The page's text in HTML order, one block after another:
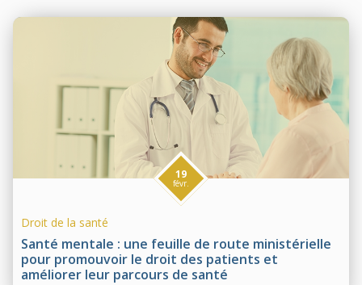
Santé mentale : une feuille de route ministérielle
pour promouvoir le droit des patients et
améliorer leur parcours de santé
19
févr.
Droit de la santé